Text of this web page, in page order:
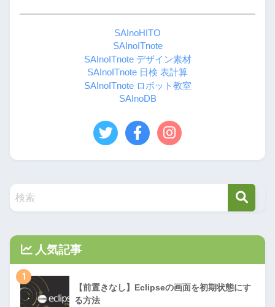
SAInoHITO
SAInoITnote
SAInoITnote デザイン素材
SAInoITnote 日検 表計算
SAInoITnote ロボット教室
SAInoDB
人気記事
1
【前置きなし】Eclipseの画面を初期状態にす
る方法